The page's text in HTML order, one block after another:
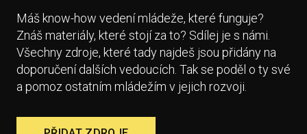
Máš know-how vedení mládeže, které funguje?
Znáš materiály, které stojí za to? Sdílej je s námi.
Všechny zdroje, které tady najdeš jsou přidány na
doporučení dalších vedoucích. Tak se poděl o ty své
a pomoz ostatním mládežím v jejich rozvoji.